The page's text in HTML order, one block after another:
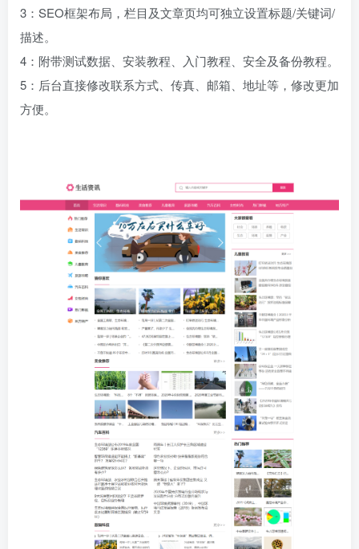
3：SEO框架布局，栏目及文章页均可独立设置标题/关键词/
描述。
4：附带测试数据、安装教程、入门教程、安全及备份教程。
5：后台直接修改联系方式、传真、邮箱、地址等，修改更加
方便。